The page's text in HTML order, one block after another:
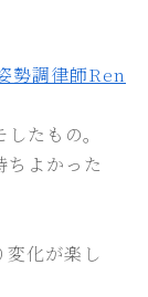
勢調律師Ren
たもの。
よかった
変化が楽し